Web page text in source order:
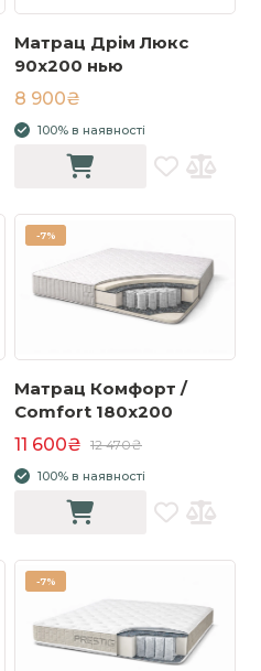
Матрац Дрім Люкс
90x200 нью
8 900₴
100% в наявності
-7%
Матрац Комфорт /
Comfort 180x200
11 600₴ 12 470₴
100% в наявності
-7%